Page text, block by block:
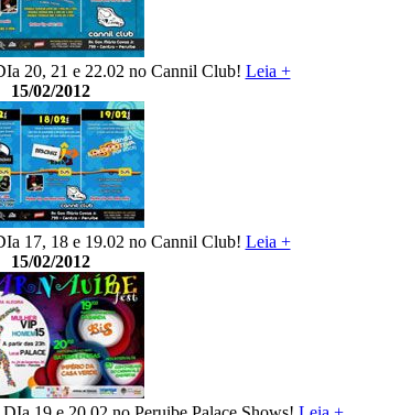
20, 21 e 22.02 no Cannil Club! Leia +
15/02/2012
17, 18 e 19.02 no Cannil Club! Leia +
15/02/2012